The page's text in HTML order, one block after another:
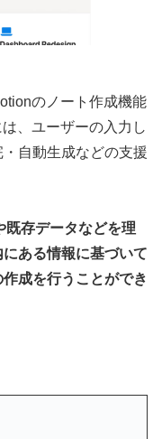
のノート作成機能
、ユーザーの入力し
自動生成などの支援
存データなどを理
ある情報に基づいて
成を行うことができ